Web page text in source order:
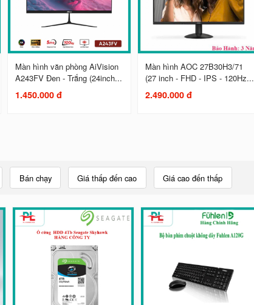
Màn hình văn phòng AiVision
A243FV Đen - Trắng (24inch...
1.450.000 đ
Màn hình AOC 27B30H3/71
(27 inch - FHD - IPS - 120Hz...
2.490.000 đ
Bán chạy Giá thấp đến cao Giá cao đến thấp